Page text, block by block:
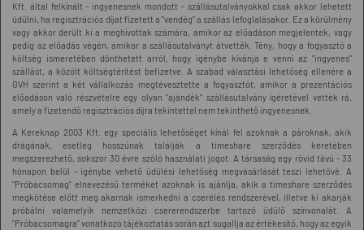
Kft. által felkínált - ingyenesnek mondott - szállásutalványokkal csak akkor lehetett
üdülni, ha regisztrációs díjat fizetett a "vendég" a szállás lefoglalásakor. Ez a körülmény
vagy akkor derült ki a meghívottak számára, amikor az előadáson megjelentek, vagy
pedig az előadás végén, amikor a szállásutalványt átvették. Tény, hogy a fogyasztó a
költség ismeretében dönthetett arról, hogy igénybe kívánja e venni az "ingyenes"
szállást, a közölt költségtérítést befizetve. A szabad választási lehetőség ellenére a
GVH szerint a két vállalkozás megtévesztette a fogyasztót, amikor a prezentációs
előadáson való részvételre egy olyan "ajándék" szállásutalvány ígéretével vették rá,
amely a fizetendő regisztrációs díjra tekintettel nem tekinthető ingyenesnek.
A Kereknap 2003 Kft. egy speciális lehetőséget kínál fel azoknak a pároknak, akik
drágának, esetleg hosszúnak találják a timeshare szerződés keretében
megszerezhető, sokszor 30 évre szóló használati jogot. A társaság egy rövid távú - 33
hónapon belül - igénybe vehető üdülési lehetőség megvásárlását teszi lehetővé. A
"Próbacsomag" elnevezésű terméket azoknak is ajánlja, akik a timeshare szerződés
megkötése előtt meg akarnak ismerkedni a cserélés rendszerével, illetve ki akarják
próbálni valamelyik nemzetközi csererendszerbe tartozó üdülő színvonalát. A
"Próbacsomagra" vonatkozó tájékoztatás során azt sugallja az értékesítő, hogy az egyik